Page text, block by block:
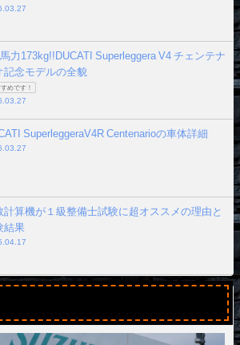
力173kg!!DUCATI Superleggera V4 チェンテナ
記念モデルの全貌
めです！
SuperleggeraV4R Centenarioの車体詳細
計算機が１級整備士試験に超オススメの理由と
結果